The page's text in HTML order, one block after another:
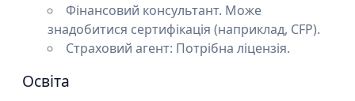
Фінансовий консультант. Може
знадобитися сертифікація (наприклад, CFP).
Страховий агент: Потрібна ліцензія.
Освіта